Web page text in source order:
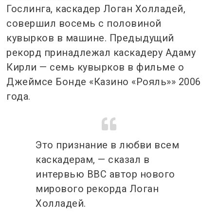
Гослинга, каскадер Логан Холладей,
совершил восемь с половиной
кувырков в машине. Предыдущий
рекорд принадлежал каскадеру Адаму
Кирли — семь кувырков в фильме о
Джеймсе Бонде «Казино «Рояль»» 2006
года.
Это признание в любви всем
каскадерам, — сказал в
интервью ВВС автор нового
мирового рекорда Логан
Холладей.